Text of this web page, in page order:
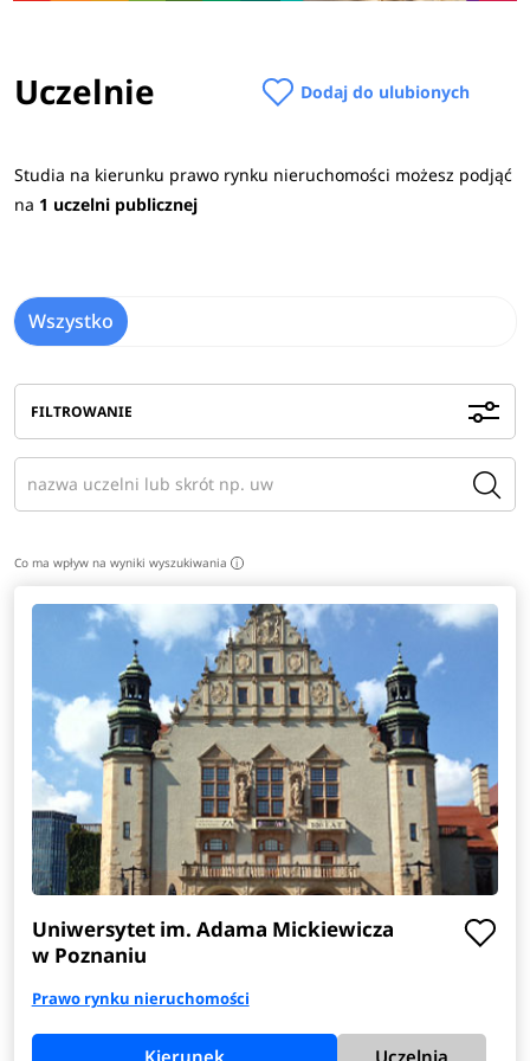
Uczelnie Dodaj do ulubionych
Studia na kierunku prawo rynku nieruchomości możesz podjąć
na 1 uczelni publicznej
Wszystko
FILTROWANIE
Co ma wpływ na wyniki wyszukiwania i
Uniwersytet im. Adama Mickiewicza
w Poznaniu
Prawo rynku nieruchomości
Kierunek Uczelnia